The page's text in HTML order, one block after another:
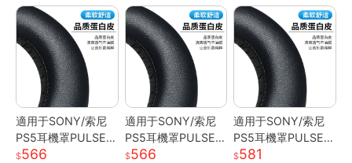
tation 5)
適用于SONY/索尼
PS5耳機罩PULSE
海綿套3D耳套PlayS
566
適用于SONY/索尼
PS5耳機罩PULSE
海綿套3D耳套PlayS
566
適用于SONY/索尼
PS5耳機罩PULSE
海綿套3D耳套PlayS
581